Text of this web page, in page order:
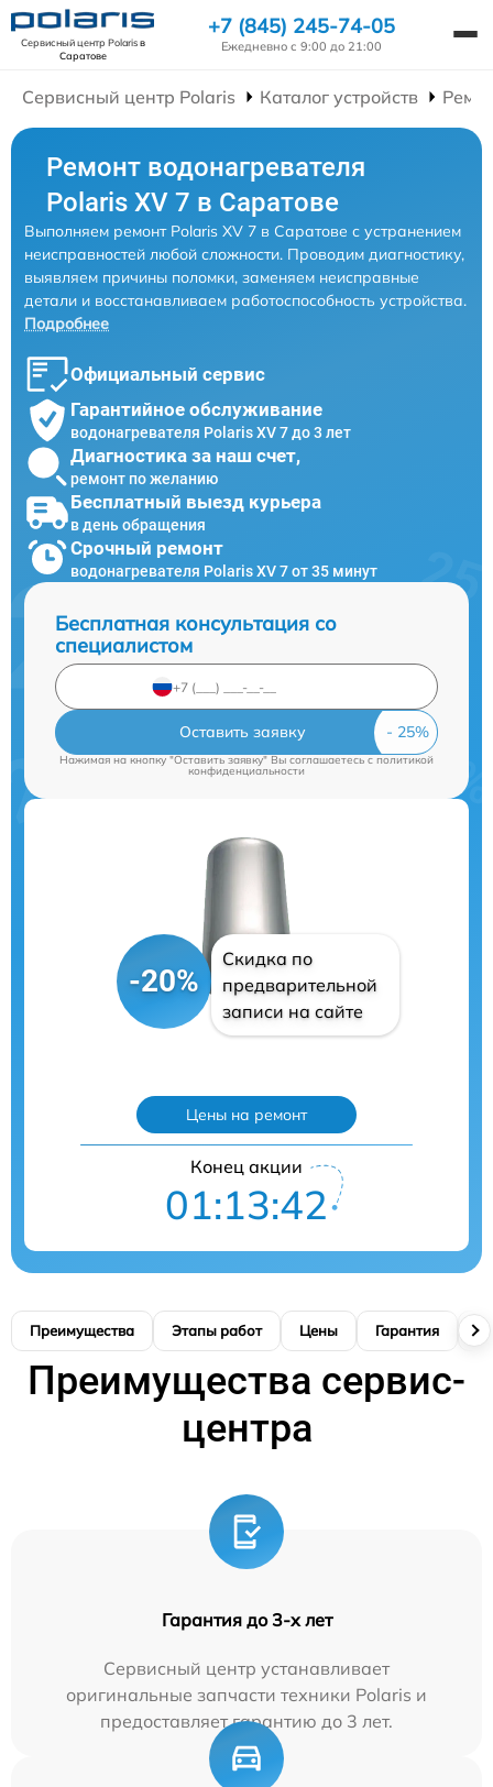
Сервисный центр Polarisв
Саратове
+7 (845) 245-74-05
Ежедневно с 9:00 до 21:00
Сервисный центр Polaris Каталог устройств
Ремонт водонагревателя
Polaris XV 7 в Саратове
Выполняем ремонт Polaris XV 7 в Саратове с устранением
неисправностей любой сложности. Проводим диагностику,
выявляем причины поломки, заменяем неисправные
детали и восстанавливаем работоспособность устройства.
Подробнее
Официальный сервис
Гарантийное обслуживание
водонагревателя Polaris XV 7 до 3 лет
Диагностика за наш счет,
ремонт по желанию
Бесплатный выезд курьера
в день обращения
Срочный ремонт
водонагревателя Polaris XV 7 от 35 минут
Бесплатная консультация со
специалистом
Оставить заявку
Нажимая на кнопку "Оставить заявку" Вы соглашаетесь cполитикой
конфиденциальности
-20%
Скидка по
предварительной
записи на сайте
Цены на ремонт
Конец акции
01:13:41
Преимущества Этапы работ Цены Гарантия
Преимущества сервис-
центра
Гарантия до 3-х лет
Сервисный центр устанавливает
оригинальные запчасти техники Polaris и
предоставляет гарантию до 3 лет.